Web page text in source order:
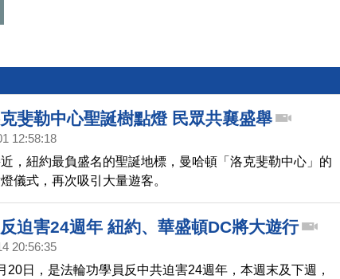
斐勒中心聖誕樹點燈 民眾共襄盛舉
12:58:18
，紐約最負盛名的聖誕地標，曼哈頓「洛克斐勒中心」的
儀式，再次吸引大量遊客。
迫害24週年 紐約、華盛頓DC將大遊行
20:56:35
20日，是法輪功學員反中共迫害24週年，本週末及下週，